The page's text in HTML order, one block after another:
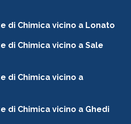
di Chimica vicino a Lonato
di Chimica vicino a Sale
di Chimica vicino a
di Chimica vicino a Ghedi